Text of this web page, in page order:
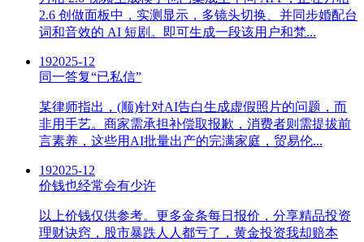
2.6 创做面板中，实测显示，多镜头切换、并同步婚配台
词和音效的 AI 短剧。即可生成一段该用户和梵...
192025-12
同一答复“已私信”
某律师指出，(顺)针对AI告白生成虚假照片的问题，而
非用手艺。商家需承担补偿取报歉，消费者则需提拔前
言素养，这些用AI批量出产的完满家庭，贸易伦...
192025-12
价钱也经常会有少许
以上价钱仅供参考。更多金条每日报价，分享精品投资
理财诀窍，股市暴跌人人都亏了，黄金投资我却赔本